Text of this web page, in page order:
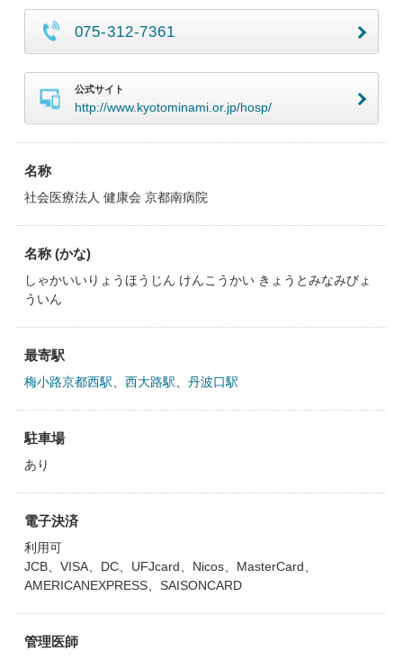
075-312-7361
公式サイト
http://www.kyotominami.or.jp/hosp/
名称
社会医療法人 健康会 京都南病院
名称 (かな)
しゃかいいりょうほうじん けんこうかい きょうとみなみびょ
ういん
最寄駅
梅小路京都西駅 西大路駅 丹波口駅
駐車場
あり
電子決済
利用可
JCB、VISA、DC、UFJcard、Nicos、MasterCard、
AMERICANEXPRESS、SAISONCARD
管理医師